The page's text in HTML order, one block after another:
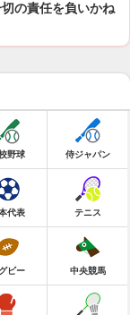
の責任を負いかね
野球 侍ジャパン
代表 テニス
ビー 中央競馬